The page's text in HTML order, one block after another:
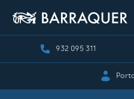
932 095 311